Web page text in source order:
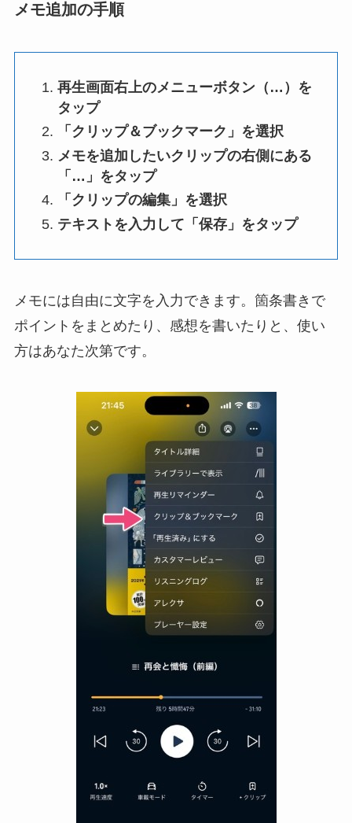
メモ追加の手順
再生画面右上のメニューボタン（…）を
タップ
「クリップ＆ブックマーク」を選択
メモを追加したいクリップの右側にある
「…」をタップ
「クリップの編集」を選択
テキストを入力して「保存」をタップ
メモには自由に文字を入力できます。箇条書きで
ポイントをまとめたり、感想を書いたりと、使い
方はあなた次第です。